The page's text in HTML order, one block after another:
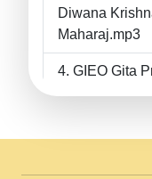
Diwana
Maharaj.mp3
GIEO Gita
II Swami